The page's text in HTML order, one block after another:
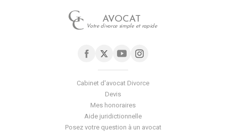
AVOCAT
Votre divorce simple et rapide
Cabinet d'avocat Divorce
Devis
Mes honoraires
Aide juridictionnelle
Posez votre question à un avocat